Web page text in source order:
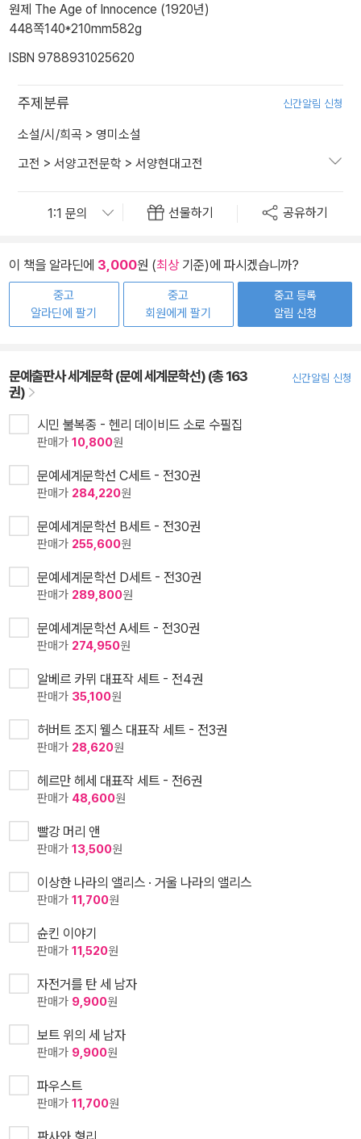
원제 The Age of Innocence (1920년)
448쪽140*210mm582g
ISBN 9788931025620
주제분류 신간알림 신청
소설/시/희곡 > 영미소설
고전 > 서양고전문학 > 서양현대고전
선물하기 공유하기
이 책을 알라딘에 3,000원 (최상기준)에 파시겠습니까?
중고
알라딘에 팔기
중고
회원에게 팔기
중고 등록
알림 신청
문예출판사 세계문학 (문예 세계문학선) (총 163
권)
신간알림 신청
시민 불복종 - 헨리 데이비드 소로 수필집
판매가 10,800원
문예세계문학선 C세트 - 전30권
판매가 284,220원
문예세계문학선 B세트 - 전30권
판매가 255,600원
문예세계문학선 D세트 - 전30권
판매가 289,800원
문예세계문학선 A세트 - 전30권
판매가 274,950원
알베르 카뮈 대표작 세트 - 전4권
판매가 35,100원
허버트 조지 웰스 대표작 세트 - 전3권
판매가 28,620원
헤르만 헤세 대표작 세트 - 전6권
판매가 48,600원
빨강 머리 앤
판매가 13,500원
이상한 나라의 앨리스 · 거울 나라의 앨리스
판매가 11,700원
슌킨 이야기
판매가 11,520원
자전거를 탄 세 남자
판매가 9,900원
보트 위의 세 남자
판매가 9,900원
파우스트
판매가 11,700원